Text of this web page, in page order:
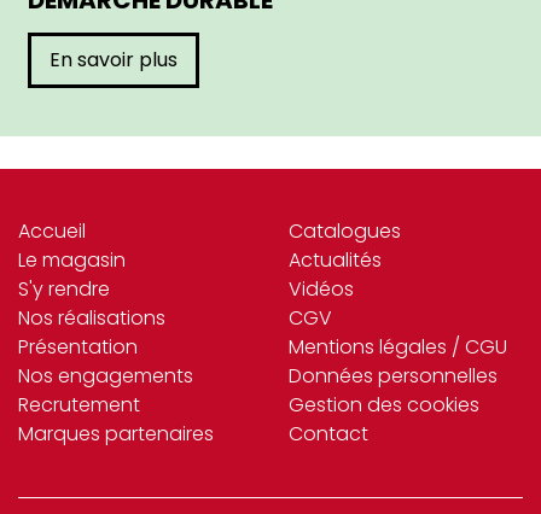
En savoir plus
Accueil
Le magasin
S'y rendre
Nos réalisations
Présentation
Nos engagements
Recrutement
Marques partenaires
Catalogues
Actualités
Vidéos
CGV
Mentions légales / CGU
Données personnelles
Gestion des cookies
Contact